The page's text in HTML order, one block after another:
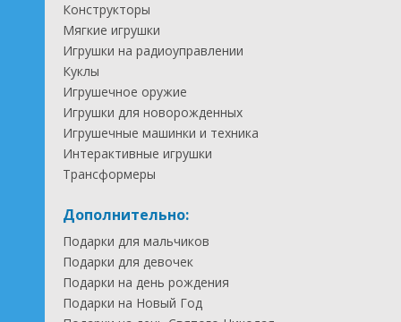
Конструкторы
Мягкие игрушки
Игрушки на радиоуправлении
Куклы
Игрушечное оружие
Игрушки для новорожденных
Игрушечные машинки и техника
Интерактивные игрушки
Трансформеры
Дополнительно:
Подарки для мальчиков
Подарки для девочек
Подарки на день рождения
Подарки на Новый Год